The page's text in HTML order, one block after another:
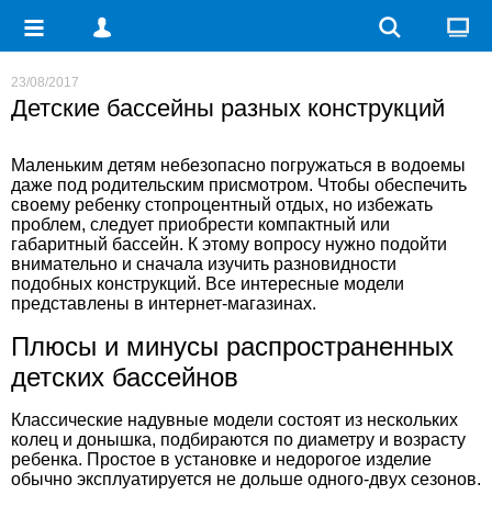
23/08/2017
Детские бассейны разных конструкций
Маленьким детям небезопасно погружаться в водоемы
даже под родительским присмотром. Чтобы обеспечить
своему ребенку стопроцентный отдых, но избежать
проблем, следует приобрести компактный или
габаритный бассейн. К этому вопросу нужно подойти
внимательно и сначала изучить разновидности
подобных конструкций. Все интересные модели
представлены в интернет-магазинах.
Плюсы и минусы распространенных
детских бассейнов
Классические надувные модели состоят из нескольких
колец и донышка, подбираются по диаметру и возрасту
ребенка. Простое в установке и недорогое изделие
обычно эксплуатируется не дольше одного-двух сезонов.